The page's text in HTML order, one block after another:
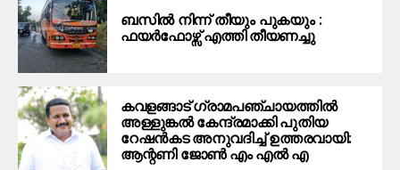
ബസിൽ നിന്ന് തീയും പുകയും :
ഫയർഫോഴ്സ് എത്തി തീയണച്ചു
കവളങ്ങാട്‌ ഗ്രാമപഞ്ചായത്തില്‍
അള്ളുങ്കൽ കേന്ദ്രമാക്കി പുതിയ
റേഷന്‍കട അനുവദിച്ച് ഉത്തരവായി:
ആന്റണി ജോൺ എം എൽ എ